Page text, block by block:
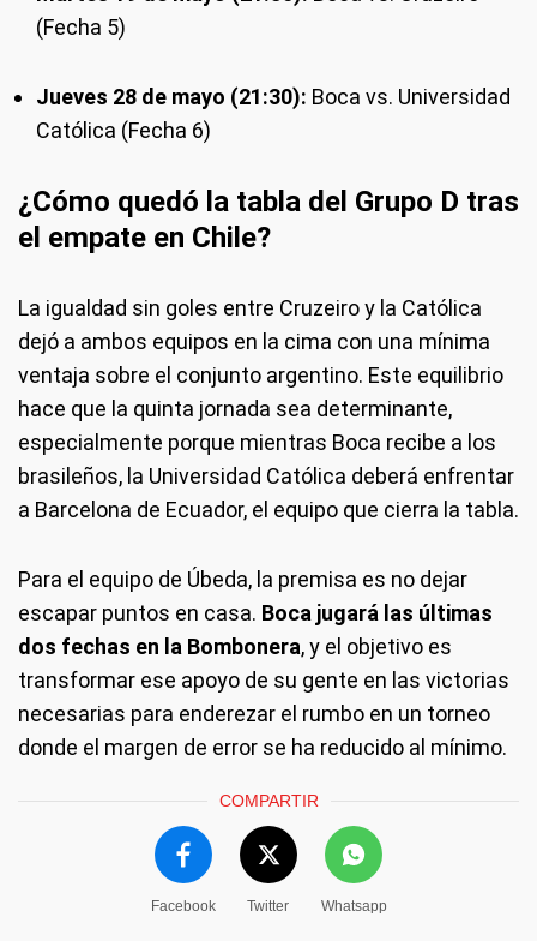
(Fecha 5)
Jueves 28 de mayo (21:30): Boca vs. Universidad
Católica (Fecha 6)
¿Cómo quedó la tabla del Grupo D tras
el empate en Chile?
La igualdad sin goles entre Cruzeiro y la Católica
dejó a ambos equipos en la cima con una mínima
ventaja sobre el conjunto argentino. Este equilibrio
hace que la quinta jornada sea determinante,
especialmente porque mientras Boca recibe a los
brasileños, la Universidad Católica deberá enfrentar
a Barcelona de Ecuador, el equipo que cierra la tabla.
Para el equipo de Úbeda, la premisa es no dejar
escapar puntos en casa. Boca jugará las últimas
dos fechas en la Bombonera, y el objetivo es
transformar ese apoyo de su gente en las victorias
necesarias para enderezar el rumbo en un torneo
donde el margen de error se ha reducido al mínimo.
COMPARTIR
Facebook Twitter Whatsapp